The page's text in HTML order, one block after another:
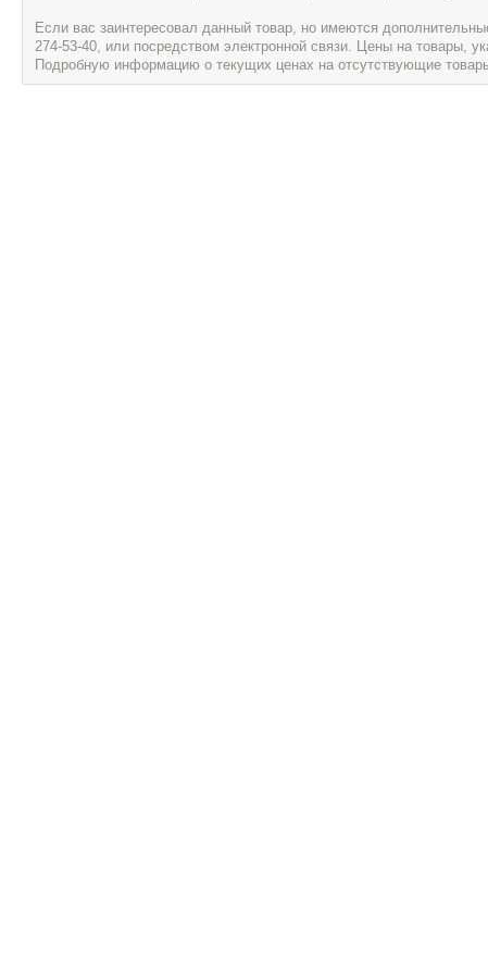
Если вас заинтересовал данный товар, но имеются
274-53-40, или посредством электронной связи. Цены на товары,
Подробную информацию о текущих ценах на отсутствующие